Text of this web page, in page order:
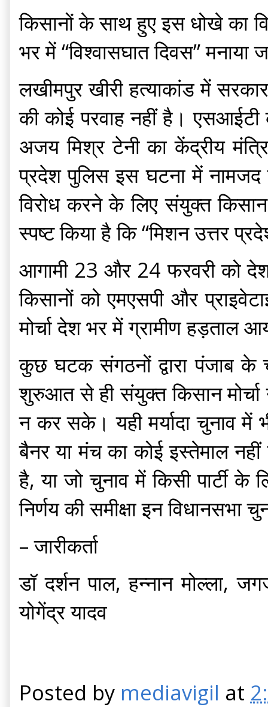
किसानों के साथ हुए इस धोखे का
भर में “विश्वासघात दिवस”
लखीमपुर खीरी हत्याकांड में
की कोई परवाह नहीं है।
अजय मिश्र टेनी का केंद्रीय
प्रदेश पुलिस इस घटना में
विरोध करने के लिए संयुक्त किसान
स्पष्ट किया है कि “मिशन उत्तर
आगामी 23 और 24 फरवरी को
किसानों को एमएसपी और
मोर्चा देश भर में ग्रामीण
कुछ घटक संगठनों द्वारा पंजाब के
शुरुआत से ही संयुक्त किसान मोर्चा
न कर सके। यही मर्यादा चुनाव में
बैनर या मंच का कोई इस्तेमाल
है, या जो चुनाव में किसी पार्टी
निर्णय की समीक्षा इन विधानसभा
– जारीकर्ता
डॉ दर्शन पाल, हन्नान मोल्ला,
योगेंद्र यादव
Posted by mediavigil at